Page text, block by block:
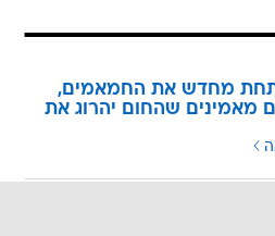
מחדש את החמאמים,
מאמינים שהחום יהרוג את